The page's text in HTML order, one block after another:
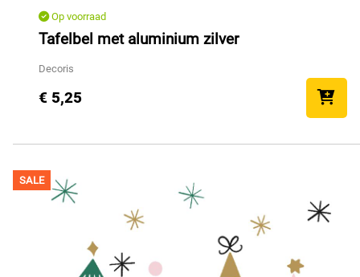
Op voorraad
Tafelbel met aluminium zilver
Decoris
€ 5,25
SALE